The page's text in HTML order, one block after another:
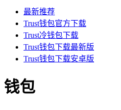
最新推荐
Trust钱包官方下载
Trust冷钱包下载
Trust钱包下载最新版
Trust钱包下载安卓版
钱包